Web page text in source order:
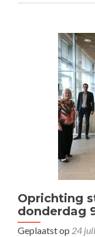
Oprichting
donderdag
Geplaatst op 24